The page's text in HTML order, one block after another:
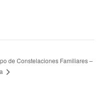
de Constelaciones Familiares –